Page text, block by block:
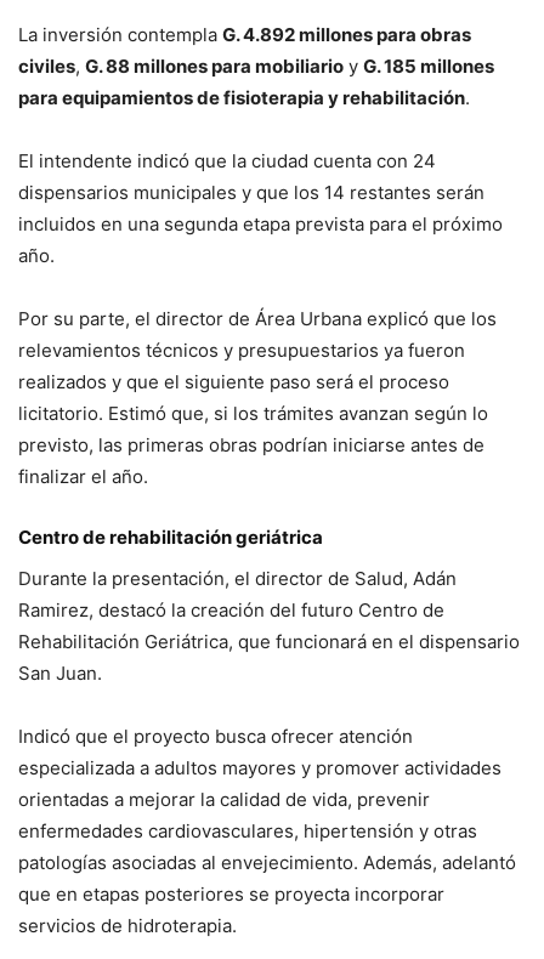
La inversión contempla G. 4.892 millones para obras
civiles, G. 88 millones para mobiliario y G. 185 millones
para equipamientos de fisioterapia y rehabilitación.
El intendente indicó que la ciudad cuenta con 24
dispensarios municipales y que los 14 restantes serán
incluidos en una segunda etapa prevista para el próximo
año.
Por su parte, el director de Área Urbana explicó que los
relevamientos técnicos y presupuestarios ya fueron
realizados y que el siguiente paso será el proceso
licitatorio. Estimó que, si los trámites avanzan según lo
previsto, las primeras obras podrían iniciarse antes de
finalizar el año.
Centro de rehabilitación geriátrica
Durante la presentación, el director de Salud, Adán
Ramirez, destacó la creación del futuro Centro de
Rehabilitación Geriátrica, que funcionará en el dispensario
San Juan.
Indicó que el proyecto busca ofrecer atención
especializada a adultos mayores y promover actividades
orientadas a mejorar la calidad de vida, prevenir
enfermedades cardiovasculares, hipertensión y otras
patologías asociadas al envejecimiento. Además, adelantó
que en etapas posteriores se proyecta incorporar
servicios de hidroterapia.